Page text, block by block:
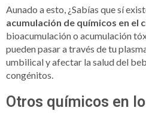
Aunado a esto, ¿Sabías que sí
acumulación de químicos en el
bioacumulación o acumulación
pueden pasar a través de tu
umbilical y afectar la salud del
congénitos.
Otros químicos en